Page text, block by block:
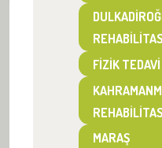
FIZIK TEDAVI
MARAŞ